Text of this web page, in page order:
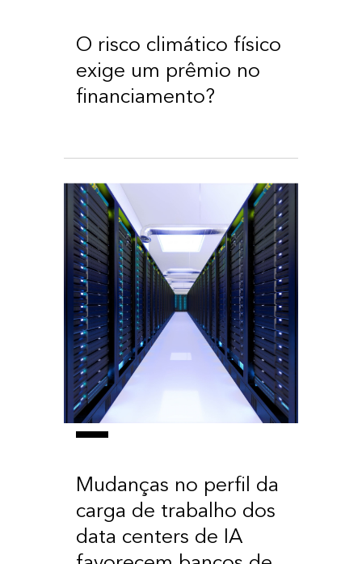
O risco climático físico
exige um prêmio no
financiamento?
Mudanças no perfil da
carga de trabalho dos
data centers de IA